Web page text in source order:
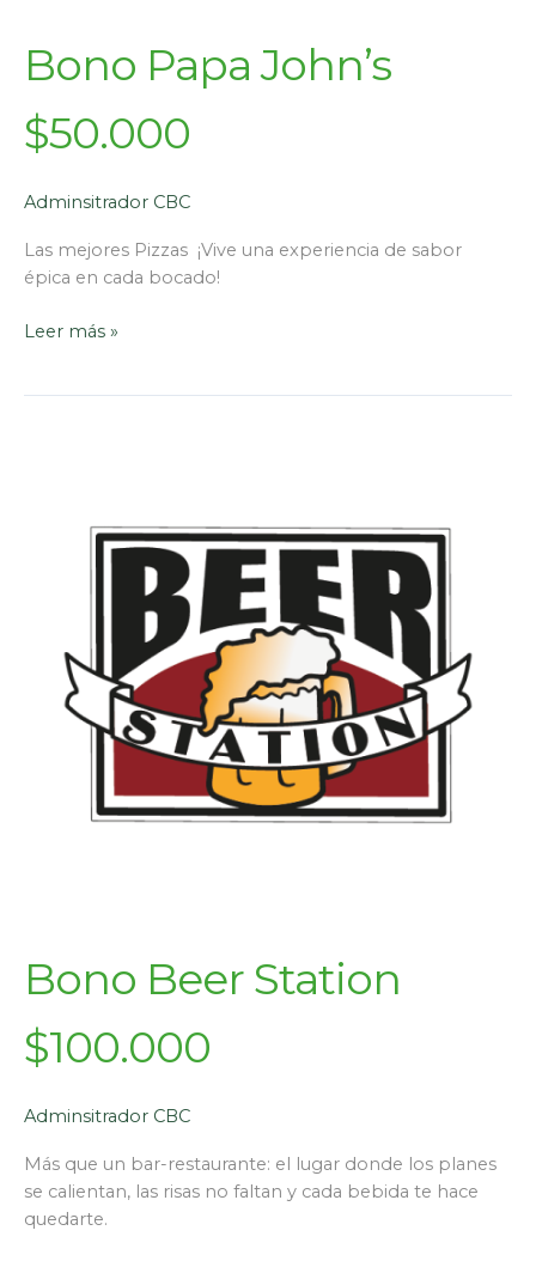
Bono Papa John’s
$50.000
Adminsitrador CBC
Las mejores Pizzas ¡Vive una experiencia de sabor
épica en cada bocado!
Leer más »
Bono Beer Station
$100.000
Adminsitrador CBC
Más que un bar-restaurante: el lugar donde los planes
se calientan, las risas no faltan y cada bebida te hace
quedarte.